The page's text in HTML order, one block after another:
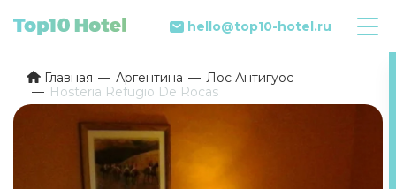
hello@top10-hotel.ru
Главная Аргентина
Лос Антигуос
Hosteria Refugio De Rocas